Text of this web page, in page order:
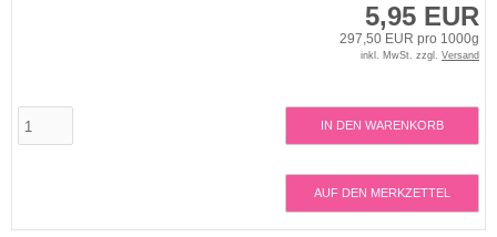
5,95 EUR
297,50 EUR pro 1000g
inkl. MwSt. zzgl. Versand
IN DEN WARENKORB
AUF DEN MERKZETTEL